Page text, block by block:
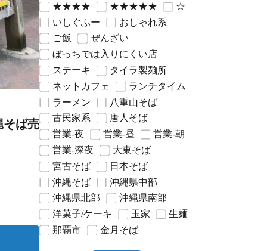
そば売
★★★★
★★★★★
☆
いしぐふー
おしゃれ系
ご飯
ぜんざい
ぼっちでは入りにくい店
ステーキ
タイラ製麺所
ネットカフェ
ランチタイム
ラーメン
八重山そば
古民家系
唐人そば
営業-夜
営業-昼
営業-朝
営業-深夜
大東そば
宮古そば
日本そば
沖縄そば
沖縄県中部
沖縄県北部
沖縄県南部
洋菓子/ケーキ
玉家
生麺
那覇市
金月そば